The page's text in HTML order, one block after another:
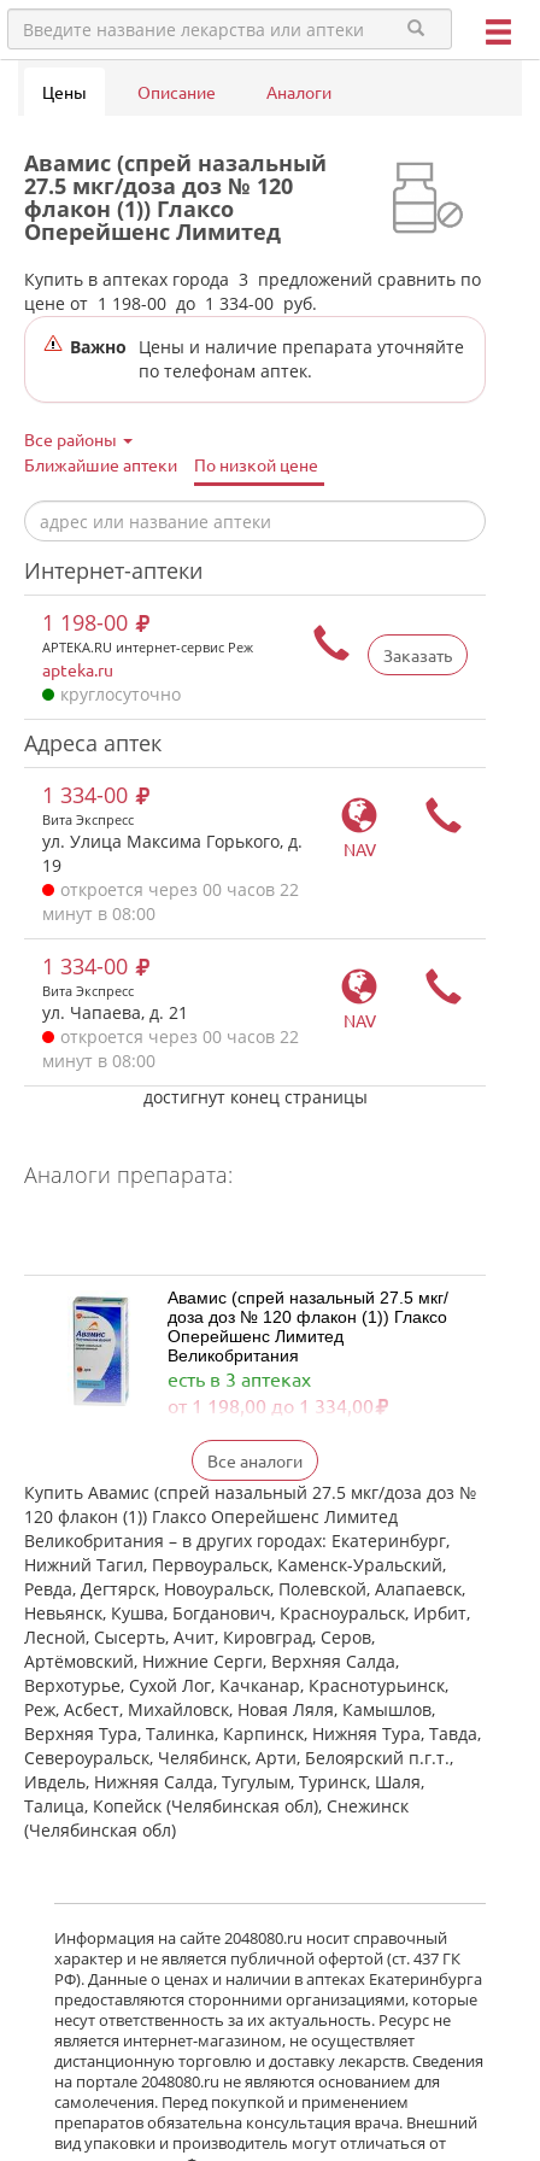
Цены Описание Аналоги
Авамис (спрей назальный
27.5 мкг/доза доз № 120
флакон (1)) Глаксо
Оперейшенс Лимитед
Великобритания в аптеках
города Режа
Купить в аптеках города 3 предложений сравнить по
цене от 1 198-00 до 1 334-00 руб.
Важно
Цены и наличие препарата уточняйте
по телефонам аптек.
Все районы
Ближайшие аптеки
По низкой цене
Интернет-аптеки
Заказать
1 198-00
APTEKA.RU интернет-сервис Реж
apteka.ru
круглосуточно
Адреса аптек
NAV
1 334-00
Вита Экспресс
ул. Улица Максима Горького, д.
19
откроется через 00 часов 22
минут в 08:00
NAV
1 334-00
Вита Экспресс
ул. Чапаева, д. 21
откроется через 00 часов 22
минут в 08:00
достигнут конец страницы
Аналоги препарата:
Авамис (спрей назальный 27.5 мкг/
доза доз № 120 флакон (1)) Глаксо
Оперейшенс Лимитед
Великобритания
есть в 3 аптеках
от 1 198,00 до 1 334,00
Флерзини (спрей назальный
дозированный 27.5 мкг/доза доз №
120 фл. (1)) Фармстандарт-
Лексредства ОАО г. Курск Россия
есть в 1 аптеках
от 872,00 до 872,00
достигнут конец страницы
Все аналоги
Купить Авамис (спрей назальный 27.5 мкг/доза доз №
120 флакон (1)) Глаксо Оперейшенс Лимитед
Великобритания – в других городах: Екатеринбург,
Нижний Тагил, Первоуральск, Каменск-Уральский,
Ревда, Дегтярск, Новоуральск, Полевской, Алапаевск,
Невьянск, Кушва, Богданович, Красноуральск, Ирбит,
Лесной, Сысерть, Ачит, Кировград, Серов,
Артёмовский, Нижние Cерги, Верхняя Салда,
Верхотурье, Сухой Лог, Качканар, Краснотурьинск,
Реж, Асбест, Михайловск, Новая Ляля, Камышлов,
Верхняя Тура, Талинка, Карпинск, Нижняя Тура, Тавда,
Североуральск, Челябинск, Арти, Белоярский п.г.т.,
Ивдель, Нижняя Салда, Тугулым, Туринск, Шаля,
Талица, Копейск (Челябинская обл), Снежинск
(Челябинская обл)
Информация на сайте 2048080.ru носит справочный
характер и не является публичной офертой (ст. 437 ГК
РФ). Данные о ценах и наличии в аптеках Екатеринбурга
предоставляются сторонними организациями, которые
несут ответственность за их актуальность. Ресурс не
является интернет-магазином, не осуществляет
дистанционную торговлю и доставку лекарств. Сведения
на портале 2048080.ru не являются основанием для
самолечения. Перед покупкой и применением
препаратов обязательна консультация врача. Внешний
вид упаковки и производитель могут отличаться от